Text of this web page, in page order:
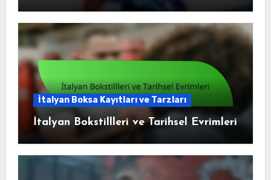
İtalyan Boksa Kayıtları ve Tarzları
İtalyan Bokstillleri ve Tarihsel Evrimleri